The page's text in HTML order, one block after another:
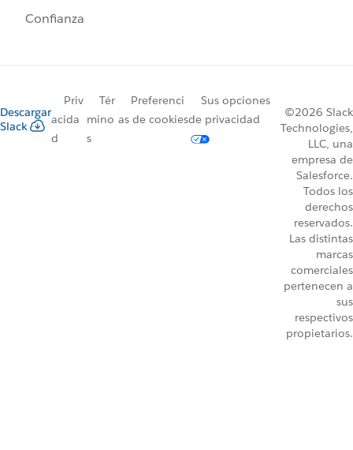
Confianza
Descargar
Slack
Priv
acida
d
Tér
mino
s
Preferenci
as de cookies
Sus opciones
de privacidad
©2026 Slack
Technologies,
LLC, una
empresa de
Salesforce.
Todos los
derechos
reservados.
Las distintas
marcas
comerciales
pertenecen a
sus
respectivos
propietarios.